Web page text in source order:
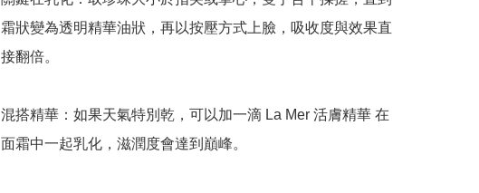
霜狀變為透明精華油狀，再以按壓方式上臉，吸收度與效果直
接翻倍。
混搭精華：如果天氣特別乾，可以加一滴 La Mer 活膚精華 在
面霜中一起乳化，滋潤度會達到巔峰。